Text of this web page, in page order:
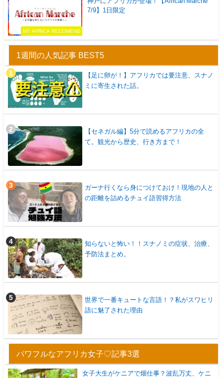
MY AFRICA RECOMEND
7/9】1日限定
1週間の人気記事 BEST5
【足に卵が！】アフリカでは要注意、スナノ
ミに寄生された話。
【セネガル編】5分で読めるアフリカの全
て。観光から歴史、行き方まで！
ガーナ行くなら身につけておけ！現地の人と
の距離を詰めるチュイ語習得方法
知らないと怖い！！スナノミの症状、治療、
予防法まとめ。
世界で一番キュートな言語！？私がスワヒリ
語に魅了された理由
パワフルなアフリカ女子♡記事3選
女子大生がケニアで畑仕事？波乱万丈、ケニ